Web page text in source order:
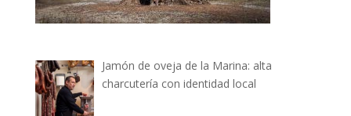
Jamón de oveja de la Marina: alta
charcutería con identidad local